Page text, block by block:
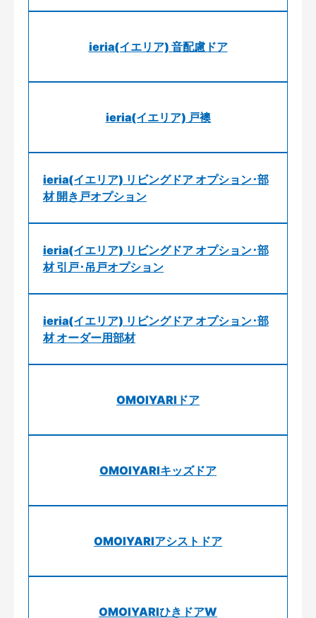
ieria(イエリア) 音配慮ドア
ieria(イエリア) 戸襖
ieria(イエリア) リビングドア オプション･部
材 開き戸オプション
ieria(イエリア) リビングドア オプション･部
材 引戸･吊戸オプション
ieria(イエリア) リビングドア オプション･部
材 オーダー用部材
OMOIYARIドア
OMOIYARIキッズドア
OMOIYARIアシストドア
OMOIYARIひきドアW